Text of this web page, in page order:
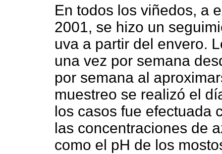
En todos los viñedos, a
2001, se hizo un
uva a partir del envero.
una vez por semana
por semana al
muestreo se realizó el
los casos fue efectuada
las concentraciones de
como el pH de los